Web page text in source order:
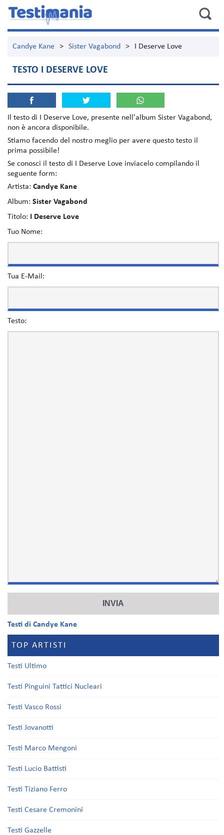
Candye Kane > Sister Vagabond > I Deserve Love
TESTO I DESERVE LOVE
Il testo di I Deserve Love, presente nell'album Sister Vagabond,
non è ancora disponibile.
Stiamo facendo del nostro meglio per avere questo testo il
prima possibile!
Se conosci il testo di I Deserve Love inviacelo compilando il
seguente form:
Artista: Candye Kane
Album: Sister Vagabond
Titolo:
I Deserve Love
Tuo Nome:
Tua E-Mail:
Testo:
Testi di Candye Kane
TOP ARTISTI
Testi Ultimo
Testi Pinguini Tattici Nucleari
Testi Vasco Rossi
Testi Jovanotti
Testi Marco Mengoni
Testi Lucio Battisti
Testi Tiziano Ferro
Testi Cesare Cremonini
Testi Gazzelle